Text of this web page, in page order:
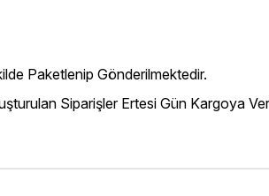
Paketlenip Gönderilmektedir.
Siparişler Ertesi Gün Kargoya